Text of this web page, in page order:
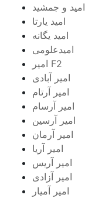
امید و جمشید
امید یارتا
امید یگانه
امیدعلومی
امیر F2
امیر آبادی
امیر آرتام
امیر آرسام
امیر آرسین
امیر آرمان
امیر آریا
امیر آریس
امیر آزادی
امیر آمیار